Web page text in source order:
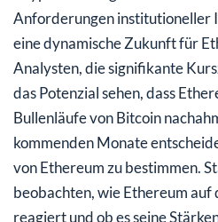
Anforderungen institutioneller
eine dynamische Zukunft für
Analysten, die signifikante
das Potenzial sehen, dass
Bullenläufe von Bitcoin
kommenden Monate
von Ethereum zu bestimmen.
beobachten, wie Ethereum auf
reagiert und ob es seine